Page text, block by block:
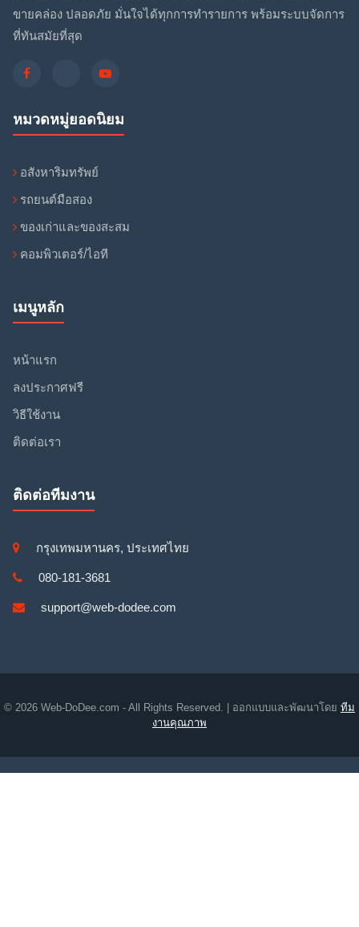
ขายคล่อง ปลอดภัย มั่นใจได้ทุกการทำรายการ พร้อมระบบจัดการ
ที่ทันสมัยที่สุด
หมวดหมู่ยอดนิยม
อสังหาริมทรัพย์
รถยนต์มือสอง
ของเก่าและของสะสม
คอมพิวเตอร์/ไอที
เมนูหลัก
หน้าแรก
ลงประกาศฟรี
วิธีใช้งาน
ติดต่อเรา
ติดต่อทีมงาน
กรุงเทพมหานคร, ประเทศไทย
080-181-3681
support@web-dodee.com
© 2026 Web-DoDee.com - All Rights Reserved. | ออกแบบและพัฒนาโดย ทีม
งานคุณภาพ